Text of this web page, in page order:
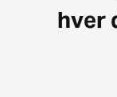
hver